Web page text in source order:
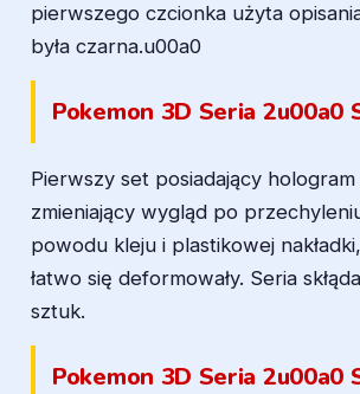
pierwszego czcionka użyta
była czarna.u00a0
Pokemon 3D Seria 2u00a0
Pierwszy set posiadający hologram
zmieniający wygląd po
powodu kleju i plastikowej
łatwo się deformowały. Seria
sztuk.
Pokemon 3D Seria 2u00a0